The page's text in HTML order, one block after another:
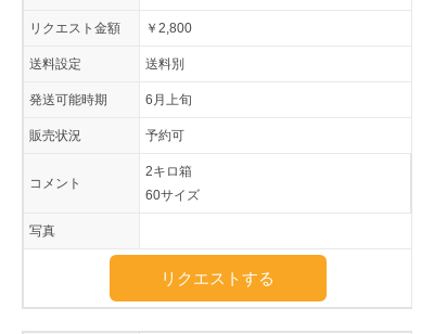
リクエスト金額 ￥2,800
送料設定 送料別
発送可能時期 6月上旬
販売状況 予約可
コメント
2キロ箱
60サイズ
写真
リクエストする